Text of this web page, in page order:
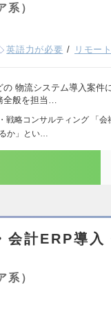
系）
英語力が必要 リモー
物流システム導入案件
全般を担当…
戦略コンサルティング 「会
か」とい…
会計ERP導
系）